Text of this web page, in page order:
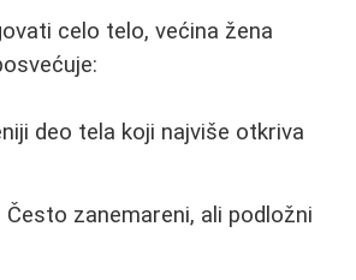
celo telo, većina žena
deo tela koji najviše otkriva
Često zanemareni, ali podložni